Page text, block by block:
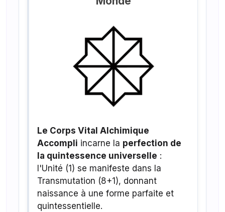
Le Corps Vital Alchimique
Accompli incarne la perfection de
la quintessence universelle :
l'Unité (1) se manifeste dans la
Transmutation (8+1), donnant
naissance à une forme parfaite et
quintessentielle.